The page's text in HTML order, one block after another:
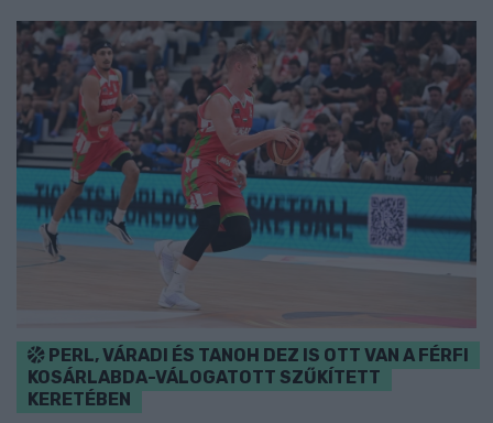
PERL, VÁRADI ÉS TANOH DEZ IS OTT VAN A FÉRFI
KOSÁRLABDA-VÁLOGATOTT SZŰKÍTETT
KERETÉBEN